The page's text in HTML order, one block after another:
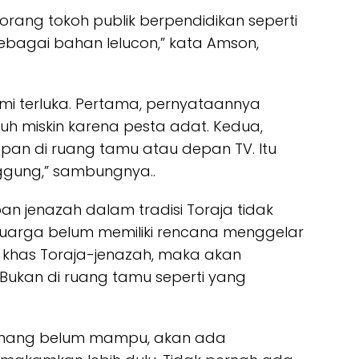
tokoh publik berpendidikan seperti
bahan lelucon,” kata Amson,
terluka. Pertama, pernyataannya
miskin karena pesta adat. Kedua,
di ruang tamu atau depan TV. Itu
sambungnya..
jenazah dalam tradisi Toraja tidak
belum memiliki rencana menggelar
Toraja-jenazah, maka akan
di ruang tamu seperti yang
belum mampu, akan ada